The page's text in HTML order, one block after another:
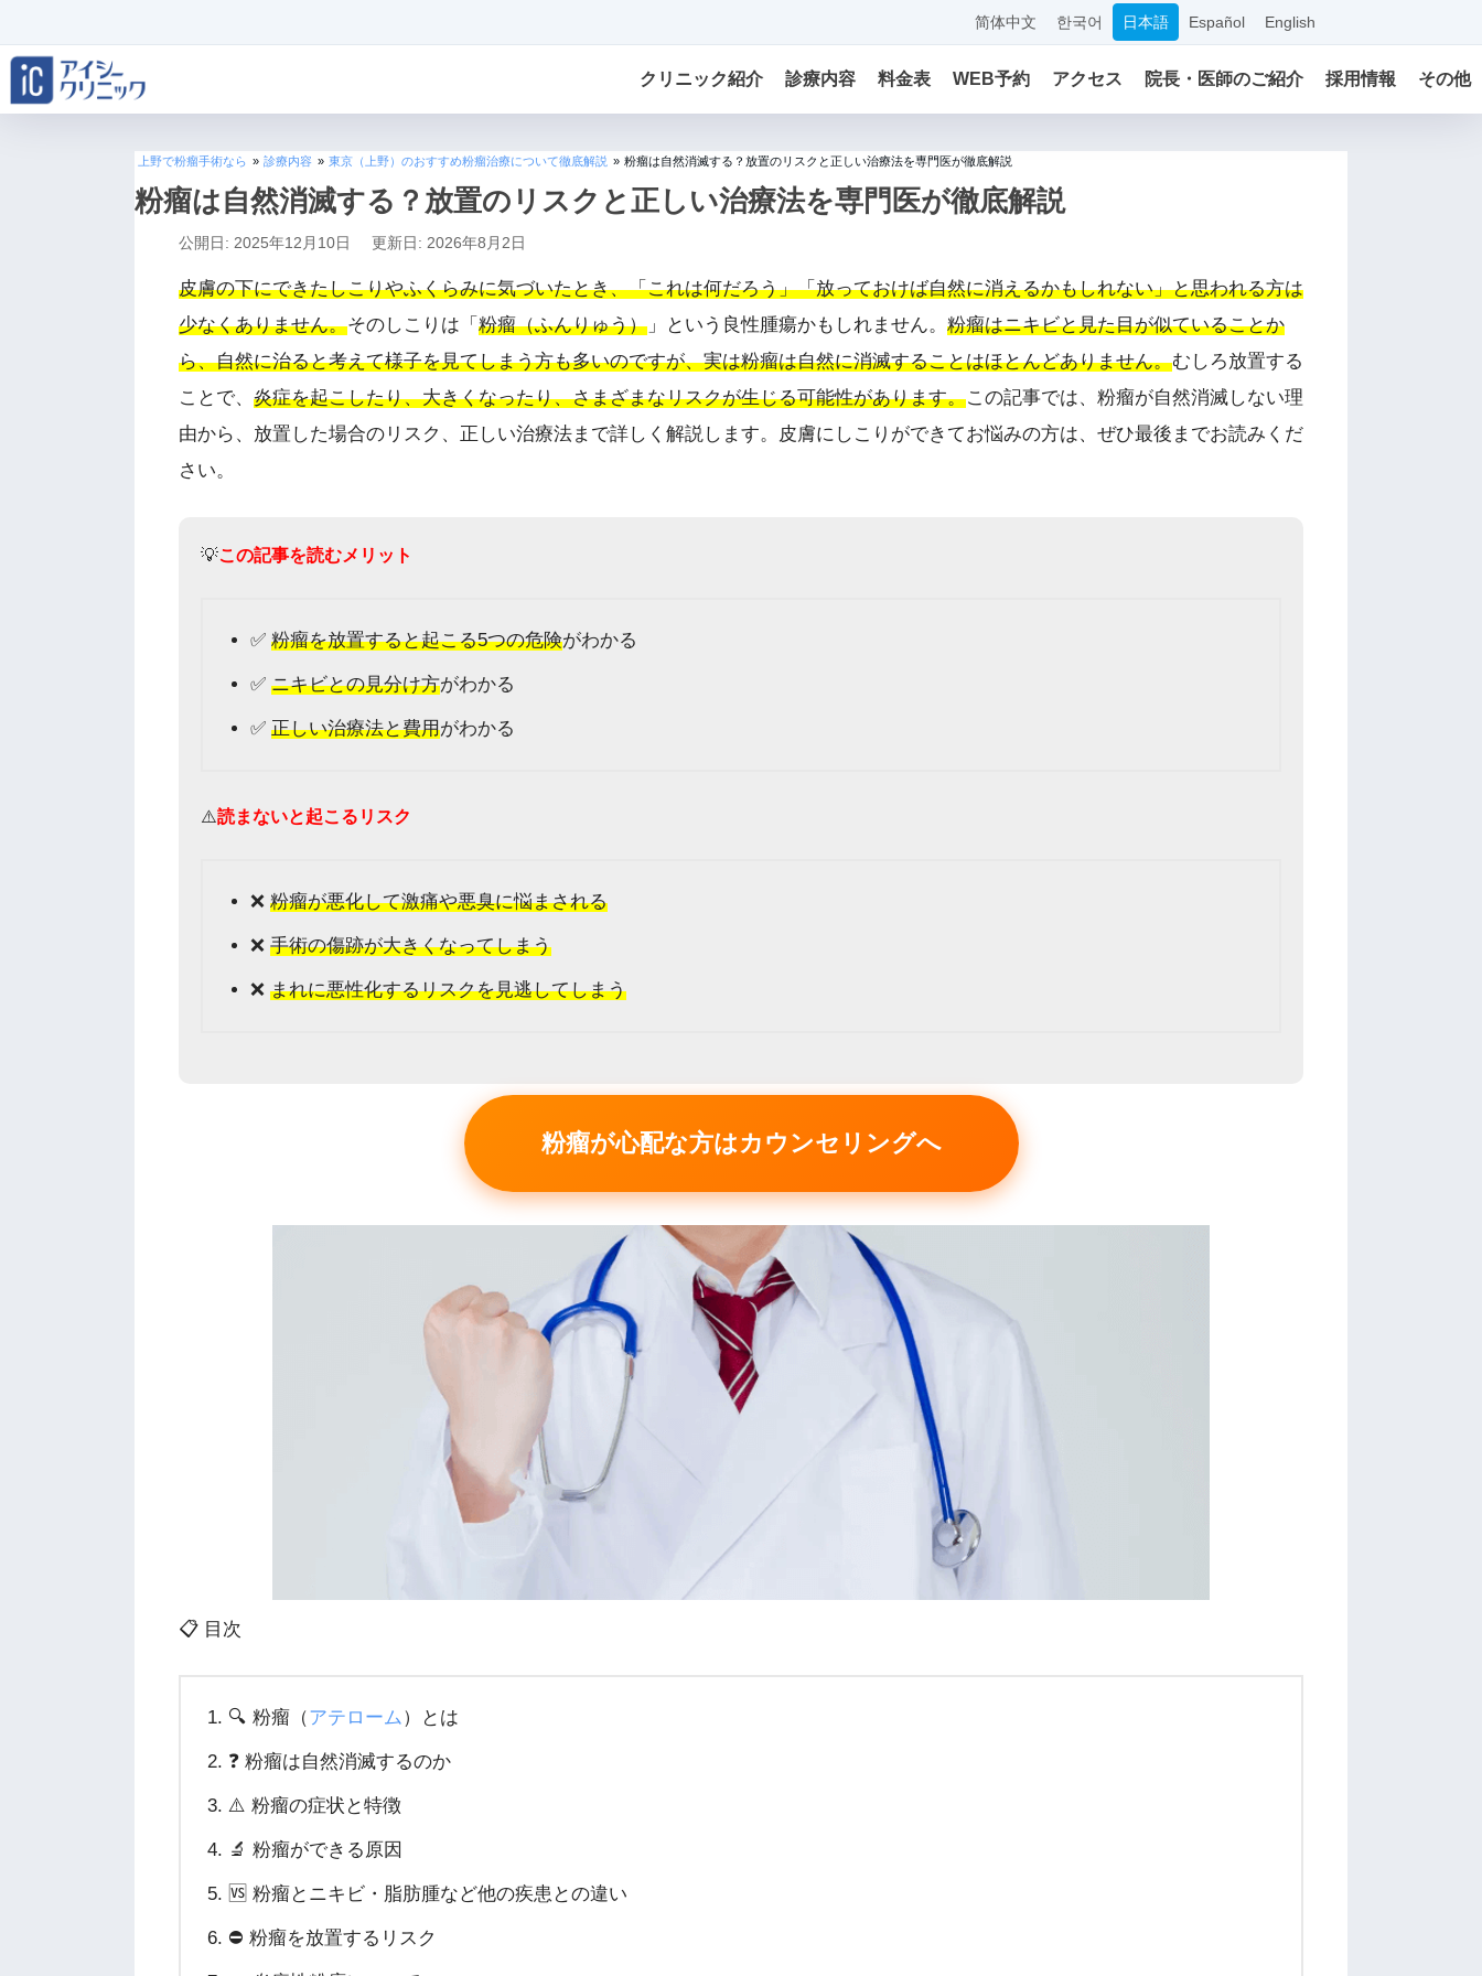
简体中文 한국어 日本語 Español English
クリニック紹介 診療内容 料金表 WEB予約 アクセス 院長・医師のご紹介 採用情報 その他
上野で粉瘤手術なら » 診療内容 » 東京（上野）のおすすめ粉瘤治療について徹底解説 » 粉瘤は自然消滅する？放置のリスクと正しい治療法を専門医が徹底解説
粉瘤は自然消滅する？放置のリスクと正しい治療法を専門医が徹底解説
公開日: 2025年12月10日 更新日: 2026年8月2日
皮膚の下にできたしこりやふくらみに気づいたとき、「これは何だろう」「放っておけば自然に消えるかもしれない」と思われる方は
少なくありません。そのしこりは「 粉瘤（ふんりゅう） 」という良性腫瘍かもしれません。 粉瘤はニキビと見た目が似ていることか
ら、自然に治ると考えて様子を見てしまう方も多いのですが、実は粉瘤は自然に消滅することはほとんどありません。むしろ放置する
ことで、 炎症を起こしたり、大きくなったり、さまざまなリスクが生じる可能性があります。この記事では、粉瘤が自然消滅しない理
由から、放置した場合のリスク、正しい治療法まで詳しく解説します。皮膚にしこりができてお悩みの方は、ぜひ最後までお読みくだ
さい。
💡この記事を読むメリット
✅ 粉瘤を放置すると起こる5つの危険がわかる
✅ ニキビとの見分け方がわかる
✅ 正しい治療法と費用がわかる
⚠️読まないと起こるリスク
❌ 粉瘤が悪化して激痛や悪臭に悩まされる
❌ 手術の傷跡が大きくなってしまう
❌ まれに悪性化するリスクを見逃してしまう
粉瘤が心配な方はカウンセリングへ
📋 目次
🔍 粉瘤（アテローム）とは
❓ 粉瘤は自然消滅するのか
⚠️ 粉瘤の症状と特徴
🔬 粉瘤ができる原因
🆚 粉瘤とニキビ・脂肪腫など他の疾患との違い
⛔ 粉瘤を放置するリスク